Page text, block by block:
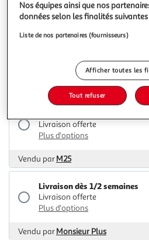
Vendu parDigital Bay
Livraison dès 6/7 jours
Plus d'options
Vendu par2KINGS
Livraison offerte
Plus d'options
Vendu parM25
Livraison dès 1/2 semaines
Livraison offerte
Plus d'options
Vendu parMonsieur Plus
Nos équipes ainsi que nos
données selon les finalités suivantes
Liste de nos partenaires (fournisseurs)
Afficher toutes les
Tout refuser